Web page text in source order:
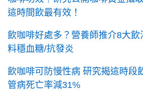
這時間飲最有效！
飲咖啡好處多？營養師推介8大
料穩血糖/抗發炎
飲咖啡可防慢性病 研究揭這時段
管病死亡率減31%